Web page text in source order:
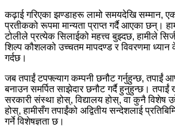
कढ़ाई गरिएका झण्डाहरू लामो समयदेखि सम्मान,
प्रतीकको रूपमा मान्यता प्राप्त गर्दै आएका छन्।
टोलीले प्रत्येक सिलाईको महत्त्व बुझ्दछ, हामीले
शिल्प कौशलको उच्चतम मापदण्ड र विवरणमा ध्यान
गर्दछ।
जब तपाईं टपफ्ल्याग कम्पनी छनौट गर्नुहुन्छ, तपाईं
बनाउन समर्पित साझेदार छनौट गर्दै हुनुहुन्छ।
सरकारी संस्था होस्, विद्यालय होस्, वा कुनै विशेष
होस्, हामीसँग तपाईंको अद्वितीय सन्देशलाई
गर्ने विशेषज्ञता छ।